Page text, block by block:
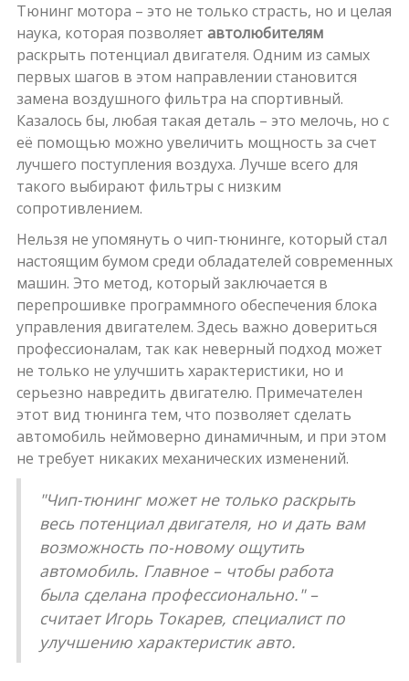
Тюнинг мотора – это не только страсть, но и целая
наука, которая позволяет автолюбителям
раскрыть потенциал двигателя. Одним из самых
первых шагов в этом направлении становится
замена воздушного фильтра на спортивный.
Казалось бы, любая такая деталь – это мелочь, но с
её помощью можно увеличить мощность за счет
лучшего поступления воздуха. Лучше всего для
такого выбирают фильтры с низким
сопротивлением.
Нельзя не упомянуть о чип-тюнинге, который стал
настоящим бумом среди обладателей современных
машин. Это метод, который заключается в
перепрошивке программного обеспечения блока
управления двигателем. Здесь важно довериться
профессионалам, так как неверный подход может
не только не улучшить характеристики, но и
серьезно навредить двигателю. Примечателен
этот вид тюнинга тем, что позволяет сделать
автомобиль неймоверно динамичным, и при этом
не требует никаких механических изменений.
"Чип-тюнинг может не только раскрыть
весь потенциал двигателя, но и дать вам
возможность по-новому ощутить
автомобиль. Главное – чтобы работа
была сделана профессионально." –
считает Игорь Токарев, специалист по
улучшению характеристик авто.